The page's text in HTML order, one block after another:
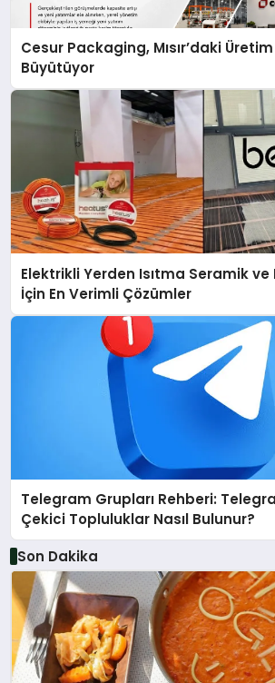
Cesur Packaging, Mısır’daki
Büyütüyor
Elektrikli Yerden Isıtma Seramik
İçin En Verimli Çözümler
Telegram Grupları Rehberi:
Çekici Topluluklar Nasıl Bulunur?
Son Dakika